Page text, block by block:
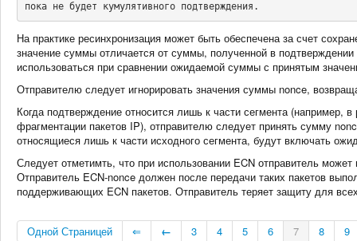
пока не будет кумулятивного подтверждения.
На практике ресинхронизация может быть обеспечена за счет
значение суммы отличается от суммы, полученной в
использоваться при сравнении ожидаемой суммы с принятым
Отправителю следует игнорировать значения суммы nonce,
Когда подтверждение относится лишь к части сегмента (например,
фрагментации пакетов IP), отправителю следует принять сумму
относящиеся лишь к части исходного сегмента, будут включать
Следует отметимть, что при использовании ECN отправитель
Отправитель ECN-nonce должен после передачи таких пакетов
поддерживающих ECN пакетов. Отправитель теряет защиту для
Одной Страницей ⇐ ← 3 4 5 6 7 8 9